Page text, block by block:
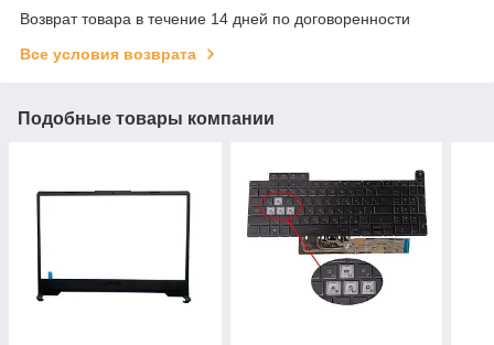
Возврат товара в течение 14 дней по договоренности
Все условия возврата
Подобные товары компании